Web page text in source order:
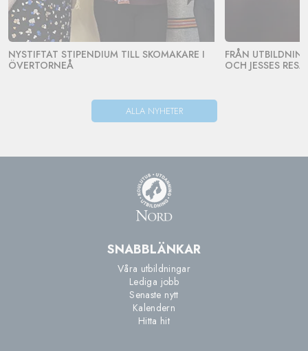
NYSTIFTAT STIPENDIUM TILL SKOMAKARE I
ÖVERTORNEÅ
FRÅN
OCH JESSES RESA.
ALLA NYHETER
SNABBLÄNKAR
Våra utbildningar
Lediga jobb
Senaste nytt
Kalendern
Hitta hit